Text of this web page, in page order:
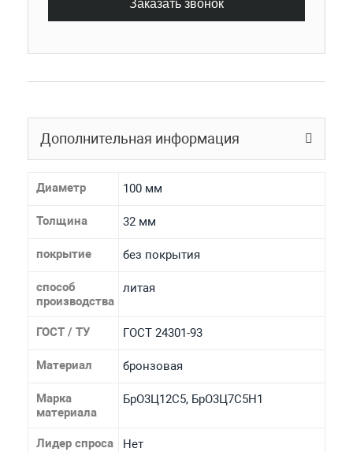
Заказать звонок
Дополнительная информация
Диаметр 100 мм
Толщина 32 мм
покрытие без покрытия
способ
производства
литая
ГОСТ / ТУ ГОСТ 24301-93
Материал бронзовая
Марка
материала
БрО3Ц12С5, БрО3Ц7С5Н1
Лидер спроса Нет